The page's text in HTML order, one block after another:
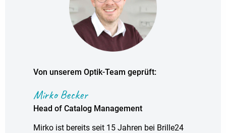
Von unserem Optik-Team geprüft:
Mirko Becker
Head of Catalog Management
Mirko ist bereits seit 15 Jahren bei Brille24